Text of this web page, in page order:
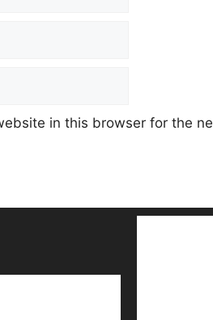
in this browser for the